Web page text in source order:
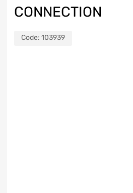
CONNECTION
Code: 103939